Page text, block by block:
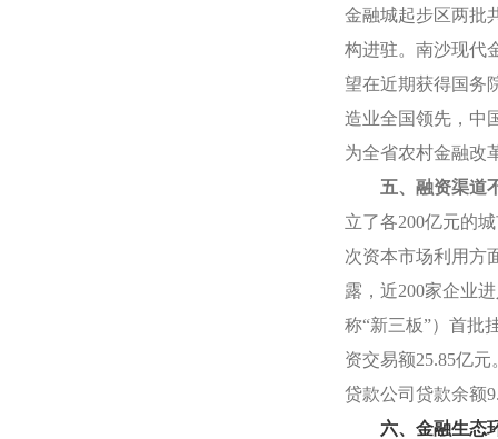
金融城起步区两批
构进驻。南沙现代
望在近期获得国务
造业全国领先，中
为全省农村金融改
五、融资渠道
立了各200亿元的
次资本市场利用方
露，近200家企业
称“新三板”）首批
资交易额25.85亿元
贷款公司贷款余额
六、金融生态